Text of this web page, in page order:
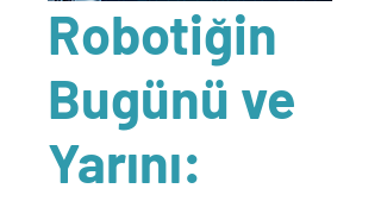
Robotiğin
Bugünü ve
Yarını: